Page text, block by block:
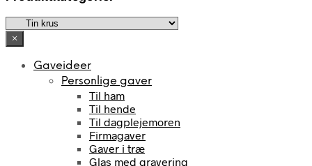
×
Gaveideer
Personlige gaver
Til ham
Til hende
Til dagplejemoren
Firmagaver
Gaver i træ
Glas med gravering